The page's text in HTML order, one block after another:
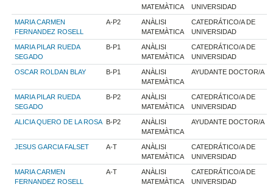
MATEMÀTICA
UNIVERSIDAD
MARIA CARMEN
FERNANDEZ ROSELL
A-P2
ANÀLISI
MATEMÀTICA
CATEDRÁTICO/A DE
UNIVERSIDAD
MARIA PILAR RUEDA
SEGADO
B-P1
ANÀLISI
MATEMÀTICA
CATEDRÁTICO/A DE
UNIVERSIDAD
OSCAR ROLDAN BLAY B-P1
ANÀLISI
MATEMÀTICA
AYUDANTE DOCTOR/A
MARIA PILAR RUEDA
SEGADO
B-P2
ANÀLISI
MATEMÀTICA
CATEDRÁTICO/A DE
UNIVERSIDAD
ALICIA QUERO DE LA ROSA B-P2
ANÀLISI
MATEMÀTICA
AYUDANTE DOCTOR/A
JESUS GARCIA FALSET A-T
ANÀLISI
MATEMÀTICA
CATEDRÁTICO/A DE
UNIVERSIDAD
MARIA CARMEN
FERNANDEZ ROSELL
A-T
ANÀLISI
MATEMÀTICA
CATEDRÁTICO/A DE
UNIVERSIDAD